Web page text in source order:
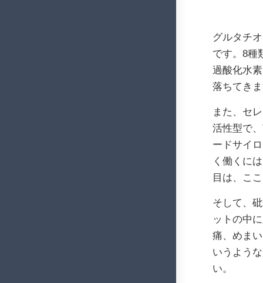
グルタチ
です。8種
過酸化水
落ちてき
また、セ
活性型で
ードサイ
く働くに
目は、こ
そして、
ットの中
痛、めま
いうよう
い。